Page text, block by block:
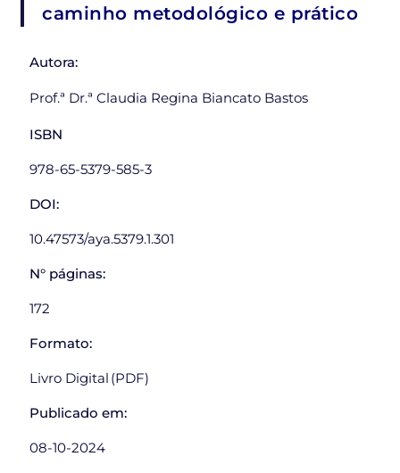
caminho metodológico e prático
Autora:
Prof.ª Dr.ª Claudia Regina Biancato Bastos
ISBN
978-65-5379-585-3
DOI:
10.47573/aya.5379.1.301
N° páginas:
172
Formato:
Livro Digital (PDF)
Publicado em:
08-10-2024